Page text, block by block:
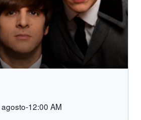
12:00 AM